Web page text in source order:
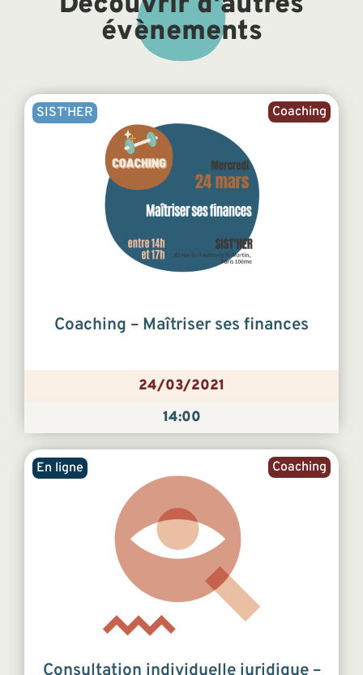
évènements
Coaching
SIST'HER
Coaching – Maîtriser ses finances
24/03/2021
14:00
Coaching
En ligne